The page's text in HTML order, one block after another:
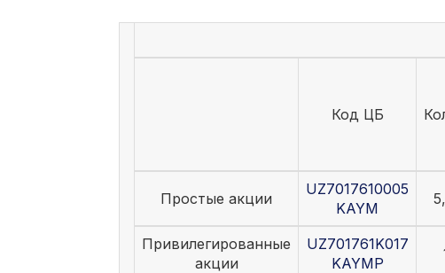
Код ЦБ
Простые акции
UZ7017610005
KAYM
Привилегированные
акции
UZ701761K017
KAYMP